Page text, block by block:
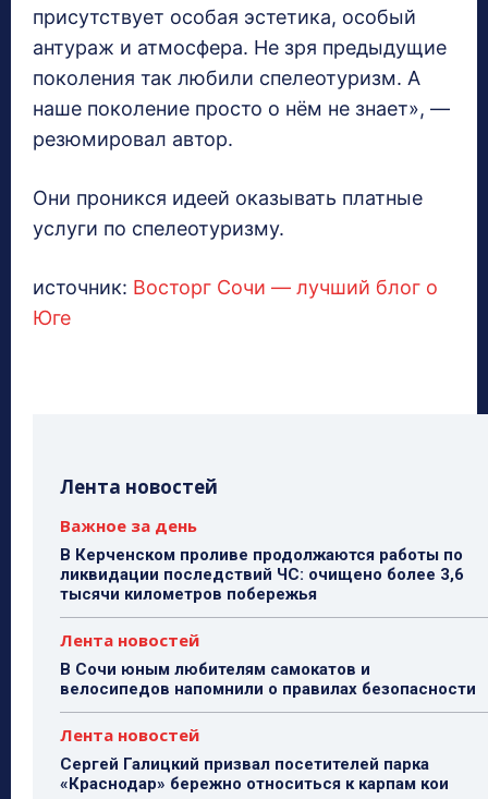
присутствует особая эстетика, особый
антураж и атмосфера. Не зря предыдущие
поколения так любили спелеотуризм. А
наше поколение просто о нём не знает», —
резюмировал автор.
Они проникся идеей оказывать платные
услуги по спелеотуризму.
источник: Восторг Сочи — лучший блог о
Юге
Лента новостей
Важное за день
В Керченском проливе продолжаются работы по
ликвидации последствий ЧС: очищено более 3,6
тысячи километров побережья
Лента новостей
В Сочи юным любителям самокатов и
велосипедов напомнили о правилах безопасности
Лента новостей
Сергей Галицкий призвал посетителей парка
«Краснодар» бережно относиться к карпам кои